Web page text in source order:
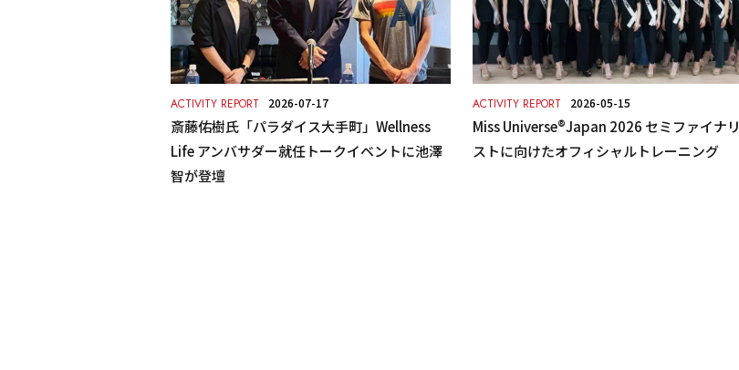
ACTIVITY REPORT 2026-07-17
斎藤佑樹氏「パラダイス大手町」Wellness
Life アンバサダー就任トークイベントに池澤
智が登壇
ACTIVITY REPORT 2026-05-15
Miss Universe®Japan 2026 セミファイナリ
ストに向けたオフィシャルトレーニング